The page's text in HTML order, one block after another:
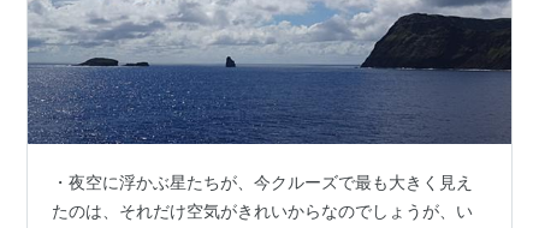
・夜空に浮かぶ星たちが、今クルーズで最も大きく見え
たのは、それだけ空気がきれいからなのでしょうが、い